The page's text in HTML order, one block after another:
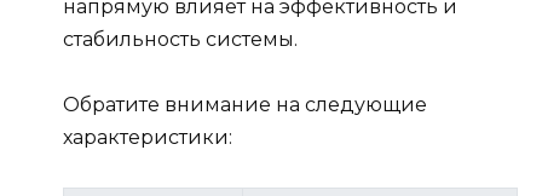
напрямую влияет на эффективность и
стабильность системы.
Обратите внимание на следующие
характеристики: